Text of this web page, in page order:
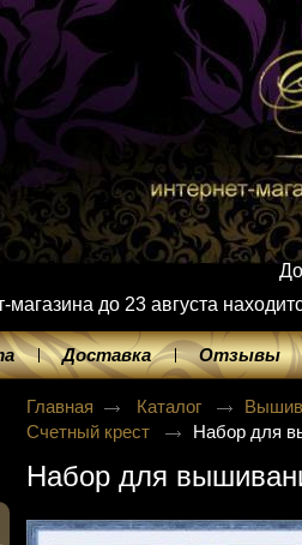
до 23 августа
Доставка Отзывы
Главная Каталог
Счетный крест
Набор для
Набор для